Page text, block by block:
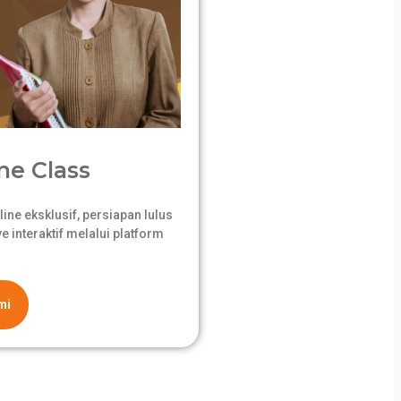
Class
eksklusif, persiapan lulus
interaktif melalui platform